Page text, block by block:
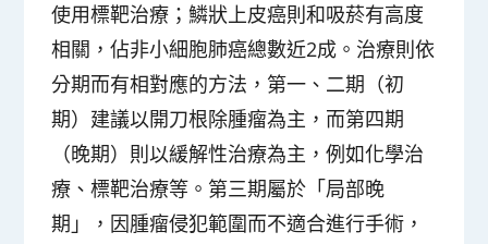
使用標靶治療；鱗狀上皮癌則和吸菸有高度
相關，佔非小細胞肺癌總數近2成。治療則依
分期而有相對應的方法，第一、二期（初
期）建議以開刀根除腫瘤為主，而第四期
（晚期）則以緩解性治療為主，例如化學治
療、標靶治療等。第三期屬於「局部晚
期」，因腫瘤侵犯範圍而不適合進行手術，